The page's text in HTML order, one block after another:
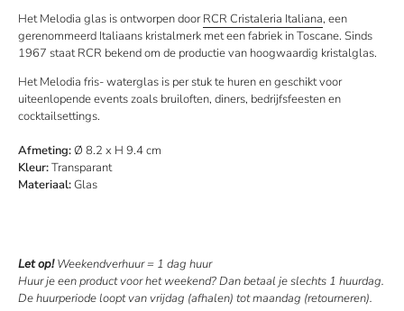
Het Melodia glas is ontworpen doorRCR Cristaleria Italiana, een
gerenommeerd Italiaans kristalmerk met een fabriek in Toscane. Sinds
1967 staat RCR bekend om de productie van hoogwaardig kristalglas.
HetMelodia fris- waterglas is per stuk te hurenen geschikt voor
uiteenlopende events zoals bruiloften, diners, bedrijfsfeesten en
cocktailsettings.
Afmeting:Ø 8.2 x H 9.4 cm
Kleur:Transparant
Materiaal:Glas
Let op!Weekendverhuur = 1 dag huur
Huur je een product voor het weekend? Dan betaal je slechts 1 huurdag.
De huurperiode loopt van vrijdag (afhalen) tot maandag (retourneren).